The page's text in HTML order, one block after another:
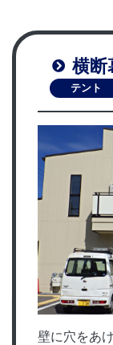
横断
テント
壁に穴をあ